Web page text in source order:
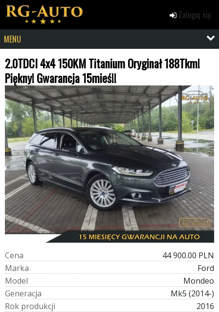
Zaloguj się
MENU
2.0TDCI 4x4 150KM Titanium Oryginał 188Tkm!
Piękny! Gwarancja 15mieś!!
Cena
44 900.00 PLN
Marka
Ford
Model
Mondeo
Generacja
Mk5 (2014-)
Rok produkcji
2016